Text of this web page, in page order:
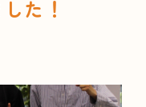
た！